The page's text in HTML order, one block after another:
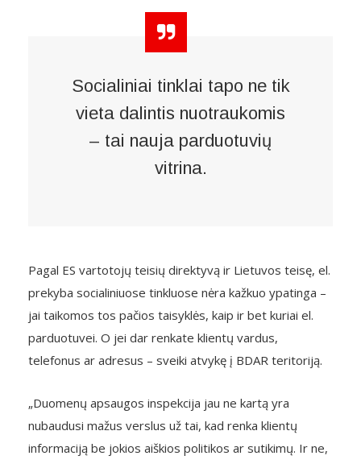
Socialiniai tinklai tapo ne tik
vieta dalintis nuotraukomis
– tai nauja parduotuvių
vitrina.
Pagal ES vartotojų teisių direktyvą ir Lietuvos teisę, el.
prekyba socialiniuose tinkluose nėra kažkuo ypatinga –
jai taikomos tos pačios taisyklės, kaip ir bet kuriai el.
parduotuvei. O jei dar renkate klientų vardus,
telefonus ar adresus – sveiki atvykę į BDAR teritoriją.
„Duomenų apsaugos inspekcija jau ne kartą yra
nubaudusi mažus verslus už tai, kad renka klientų
informaciją be jokios aiškios politikos ar sutikimų. Ir ne,